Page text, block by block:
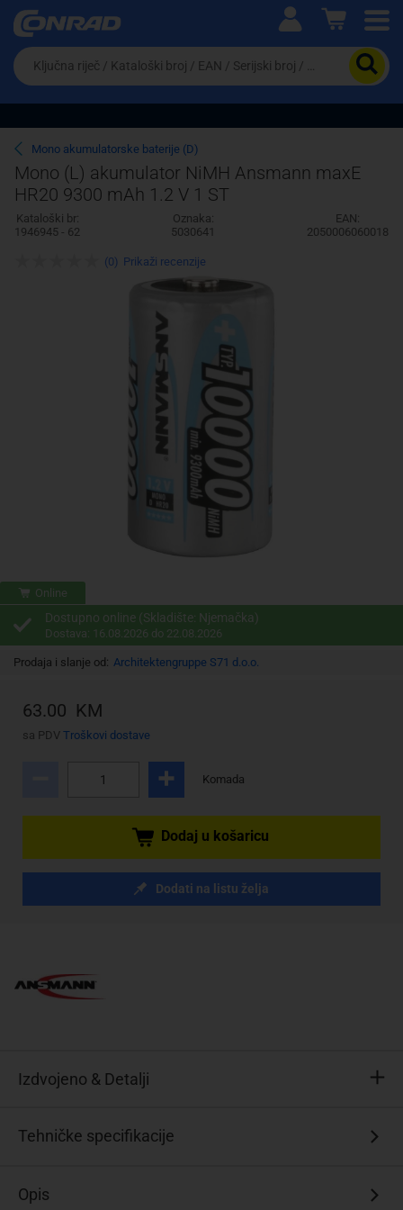
Ova postavka prilagođava asortiman proizvoda i
cijene vašim potrebama.
Pravno lice
Da
biste
potražili
proizvod,
unesite
ključnu
riječ,
kataloški
broj,
EAN
ili
Mono akumulatorske baterije (D)
Mono (L) akumulator NiMH Ansmann maxE
HR20 9300 mAh 1.2 V 1 ST
Kataloški br:
1946945 - 62
Oznaka:
5030641
EAN:
2050006060018
Online
Dostupno online (Skladište: Njemačka)
Dostava: 16.08.2026 do 22.08.2026
Prodaja i slanje od: Architektengruppe S71 d.o.o.
63.00 KM
sa PDV Troškovi dostave
Komada
Dodaj u košaricu
Dodati na listu želja
(0) Prikaži recenzije
Izdvojeno & Detalji
Minimalno
samopražnjenje
učinkovitost
Tehničke specifikacije
Opis